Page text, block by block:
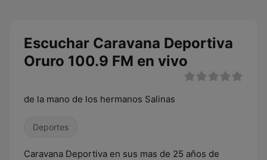
Escuchar Caravana Deportiva
Oruro 100.9 FM en vivo
de la mano de los hermanos Salinas
Deportes
Caravana Deportiva en sus mas de 25 años de